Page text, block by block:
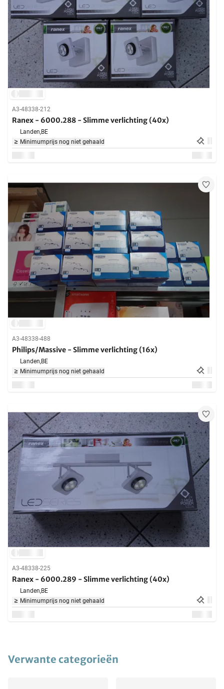
A3-48338-212
Ranex - 6000.288 - Slimme verlichting (40x)
Landen,BE
Minimumprijs nog niet gehaald
A3-48338-488
Philips/Massive - Slimme verlichting (16x)
Landen,BE
Minimumprijs nog niet gehaald
A3-48338-225
Ranex - 6000.289 - Slimme verlichting (40x)
Landen,BE
Minimumprijs nog niet gehaald
Verwante categorieën